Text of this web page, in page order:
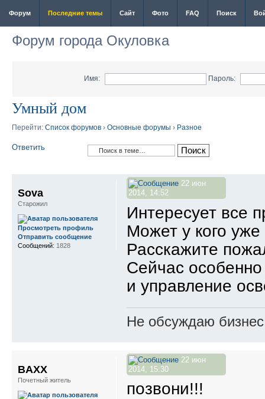
Форум Последние темы Сайт Фото FAQ Поиск
Форум города Окуловка
Имя: Пароль:
Умный дом
Перейти: Список форумов › Основные форумы › Разное
Ответить
22 июн
2014, 14:52
Интересует все
Может у кого
Расскажите
Сейчас особенно
и управление
Не обсуждаю
Sova
Старожил
Просмотреть профиль
Отправить сообщение
Сообщений: 1828
22 июн
2014, 15:30
позвони!!!
BAXX
Почетный житель